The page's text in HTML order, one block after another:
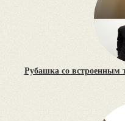
Рубашка со встроенным